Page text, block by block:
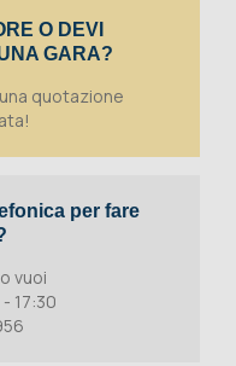
O DEVI
GARA?
quotazione
per fare
vuoi
17:30